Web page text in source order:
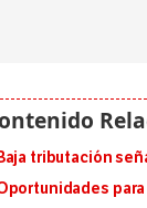
Baja tributación